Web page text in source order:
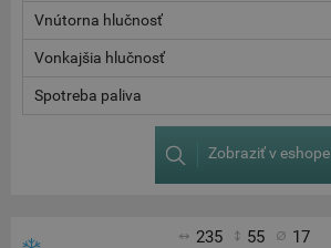
Vnútorna hlučnosť
Vonkajšia hlučnosť
Spotreba paliva
Zobraziť v eshope
235 55 17